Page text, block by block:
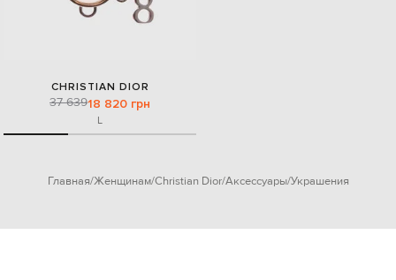
CHRISTIAN DIOR
37 63918 820 грн
L
Главная Женщинам Christian Dior Аксессуары Украшения